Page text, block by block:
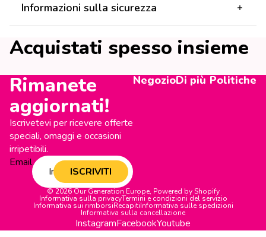
Informazioni sulla sicurezza
Acquistati spesso insieme
Rimanete
aggiornati!
Iscrivetevi per ricevere offerte
speciali, omaggi e occasioni
irripetibili.
Email
ISCRIVITI
NegozioDi più Politiche
© 2026 Our Generation Europe, Powered by Shopify
Informativa sulla privacyTermini e condizioni del servizio
Informativa sui rimborsiRecapitiInformativa sulle spedizioni
Informativa sulla cancellazione
InstagramFacebookYoutube